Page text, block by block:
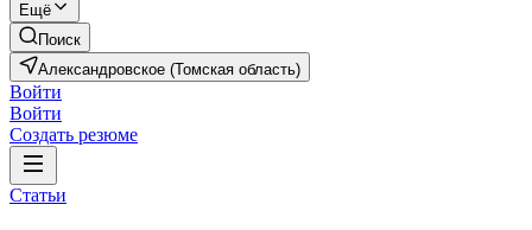
Ещё
Поиск
Александровское (Томская область)
Войти
Войти
Создать резюме
Статьи